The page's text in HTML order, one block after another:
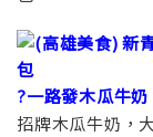
?一路發木瓜牛奶
招牌木瓜牛奶，